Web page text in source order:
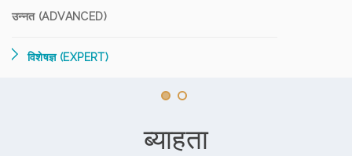
उन्नत (ADVANCED)
विशेषज्ञ (EXPERT)
ब्याहता